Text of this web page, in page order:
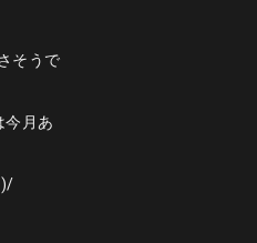
そうで
今月あ